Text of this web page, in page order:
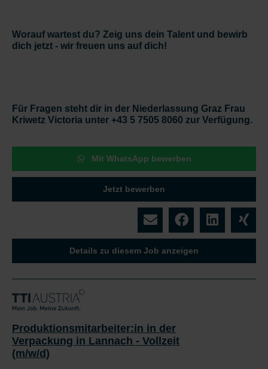
Worauf wartest du? Zeig uns dein Talent und bewirb
dich jetzt - wir freuen uns auf dich!
Für Fragen steht dir in der Niederlassung Graz Frau
Kriwetz Victoria unter +43 5 7505 8060 zur Verfügung.
Mit WhatsApp bewerben
Jetzt bewerben
Details zu diesem Job anzeigen
Produktionsmitarbeiter:in in der
Verpackung in Lannach - Vollzeit
(m/w/d)